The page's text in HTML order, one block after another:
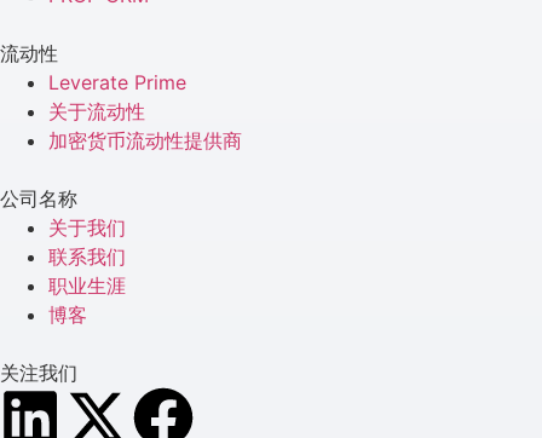
流动性
Leverate Prime
关于流动性
加密货币流动性提供商
公司名称
关于我们
联系我们
职业生涯
博客
关注我们